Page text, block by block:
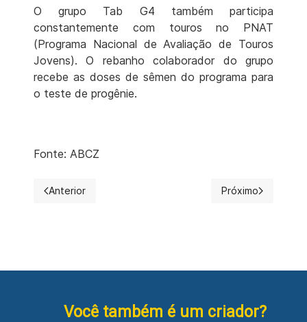
O grupo Tab G4 também participa
constantemente com touros no PNAT
(Programa Nacional de Avaliação de Touros
Jovens). O rebanho colaborador do grupo
recebe as doses de sêmen do programa para
o teste de progênie.
Fonte: ABCZ
Artigo anterior: 17ª ExpoGenética: Avaliações
Anterior Próximo artigo:
Próximo
Você também é um criador?